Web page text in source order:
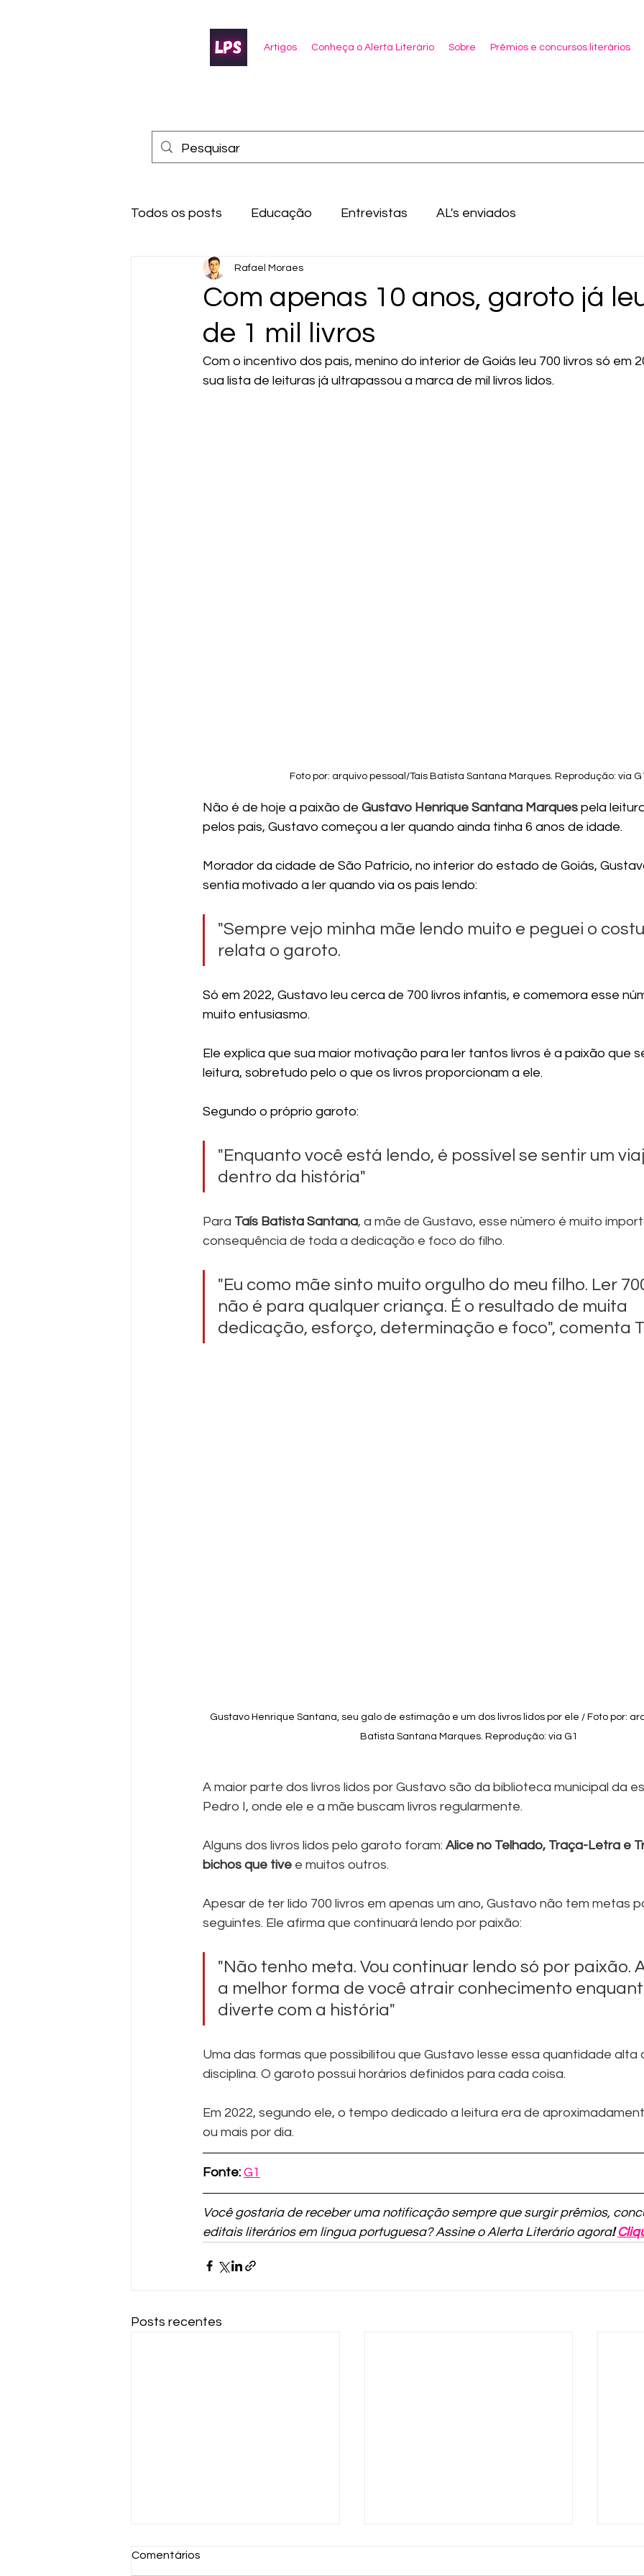
Artigos Conheça o Alerta Literário Sobre Prêmios e concursos literários
Todos os posts Educação Entrevistas AL's enviados
Com apenas 10 anos, garoto já
de 1 mil livros
Rafael Moraes
Com o incentivo dos pais, menino do interior de Goiás leu 700 livros só em
sua lista de leituras já ultrapassou a marca de mil livros lidos.
Foto por: arquivo pessoal/Taís Batista Santana Marques. Reprodução: via
Não é de hoje a paixão de Gustavo Henrique Santana Marques pela
pelos pais, Gustavo começou a ler quando ainda tinha 6 anos de idade.
Morador da cidade de São Patrício, no interior do estado de Goiás,
sentia motivado a ler quando via os pais lendo:
"Sempre vejo minha mãe lendo muito e peguei o
relata o garoto.
Só em 2022, Gustavo leu cerca de 700 livros infantis, e comemora esse
muito entusiasmo.
Ele explica que sua maior motivação para ler tantos livros é a paixão que
leitura, sobretudo pelo o que os livros proporcionam a ele.
Segundo o próprio garoto:
"Enquanto você está lendo, é possível se sentir um
dentro da história"
Para Taís Batista Santana, a mãe de Gustavo, esse número é muito
consequência de toda a dedicação e foco do filho.
"Eu como mãe sinto muito orgulho do meu filho. Ler
não é para qualquer criança. É o resultado de muita
dedicação, esforço, determinação e foco", comenta
Gustavo Henrique Santana, seu galo de estimação e um dos livros lidos por ele / Foto por:
Batista Santana Marques. Reprodução: via G1
A maior parte dos livros lidos por Gustavo são da biblioteca municipal da
Pedro I, onde ele e a mãe buscam livros regularmente.
Alguns dos livros lidos pelo garoto foram: Alice no Telhado, Traça-Letra e
bichos que tive e muitos outros.
Apesar de ter lido 700 livros em apenas um ano, Gustavo não tem metas
seguintes. Ele afirma que continuará lendo por paixão:
"Não tenho meta. Vou continuar lendo só por paixão.
a melhor forma de você atrair conhecimento
diverte com a história"
Uma das formas que possibilitou que Gustavo lesse essa quantidade alta
disciplina. O garoto possui horários definidos para cada coisa.
Em 2022, segundo ele, o tempo dedicado a leitura era de
ou mais por dia.
Fonte: G1
Você gostaria de receber uma notificação sempre que surgir prêmios,
editais literários em língua portuguesa? Assine o Alerta Literário agora!
Posts recentes
Comentários